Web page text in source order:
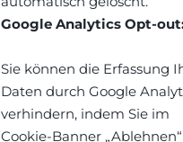
Google Analytics Opt-
Sie können die Erfassung
Daten durch Google
verhindern, indem Sie im
Cookie-Banner „Ablehnen“